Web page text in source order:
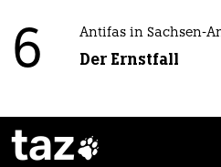
6 Antifas in Sachsen-
Der Ernstfall
taz